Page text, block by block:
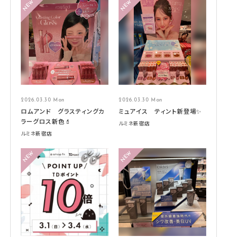
2026.03.30 Mon
ロムアンド グラスティングカ
ラーグロス新色💄
ルミネ新宿店
2026.03.30 Mon
ミュアイス ティント新登場✨
ルミネ新宿店